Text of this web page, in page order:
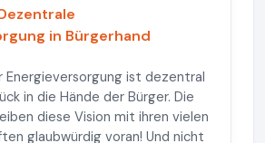
in Bürgerhand
Energieversorgung ist dezentral
in die Hände der Bürger. Die
diese Vision mit ihren vielen
glaubwürdig voran! Und nicht